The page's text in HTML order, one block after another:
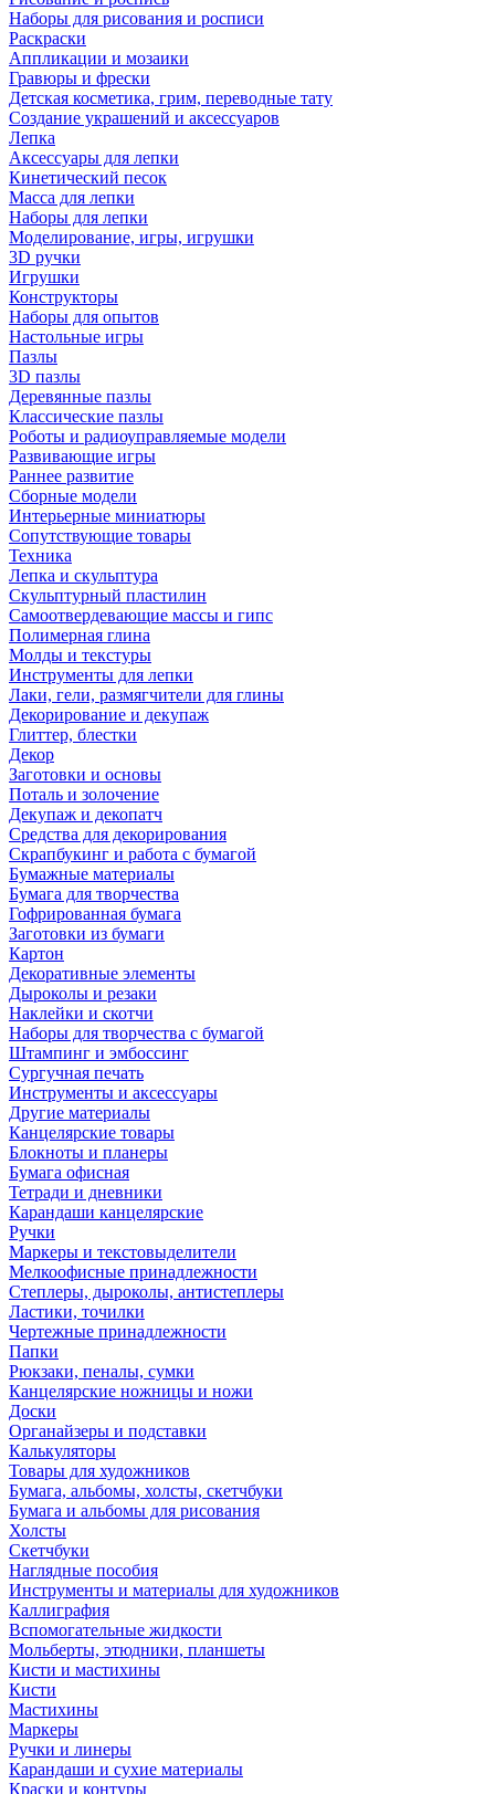
Наборы для рисования и росписи
Раскраски
Аппликации и мозаики
Гравюры и фрески
Детская косметика, грим, переводные тату
Создание украшений и аксессуаров
Лепка
Аксессуары для лепки
Кинетический песок
Масса для лепки
Наборы для лепки
Моделирование, игры, игрушки
3D ручки
Игрушки
Конструкторы
Наборы для опытов
Настольные игры
Пазлы
3D пазлы
Деревянные пазлы
Классические пазлы
Роботы и радиоуправляемые модели
Развивающие игры
Раннее развитие
Сборные модели
Интерьерные миниатюры
Сопутствующие товары
Техника
Лепка и скульптура
Скульптурный пластилин
Самоотвердевающие массы и гипс
Полимерная глина
Молды и текстуры
Инструменты для лепки
Лаки, гели, размягчители для глины
Декорирование и декупаж
Глиттер, блестки
Декор
Заготовки и основы
Поталь и золочение
Декупаж и декопатч
Средства для декорирования
Скрапбукинг и работа с бумагой
Бумажные материалы
Бумага для творчества
Гофрированная бумага
Заготовки из бумаги
Картон
Декоративные элементы
Дыроколы и резаки
Наклейки и скотчи
Наборы для творчества с бумагой
Штампинг и эмбоссинг
Сургучная печать
Инструменты и аксессуары
Другие материалы
Канцелярские товары
Блокноты и планеры
Бумага офисная
Тетради и дневники
Карандаши канцелярские
Ручки
Маркеры и текстовыделители
Мелкоофисные принадлежности
Степлеры, дыроколы, антистеплеры
Ластики, точилки
Чертежные принадлежности
Папки
Рюкзаки, пеналы, сумки
Канцелярские ножницы и ножи
Доски
Органайзеры и подставки
Калькуляторы
Товары для художников
Бумага, альбомы, холсты, скетчбуки
Бумага и альбомы для рисования
Холсты
Скетчбуки
Наглядные пособия
Инструменты и материалы для художников
Каллиграфия
Вспомогательные жидкости
Мольберты, этюдники, планшеты
Кисти и мастихины
Кисти
Мастихины
Маркеры
Ручки и линеры
Карандаши и сухие материалы
Краски и контуры